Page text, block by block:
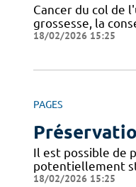
Cancer du col de
grossesse, la
18/02/2026 15:25
PAGES
Il est possible de
potentiellement
18/02/2026 15:25